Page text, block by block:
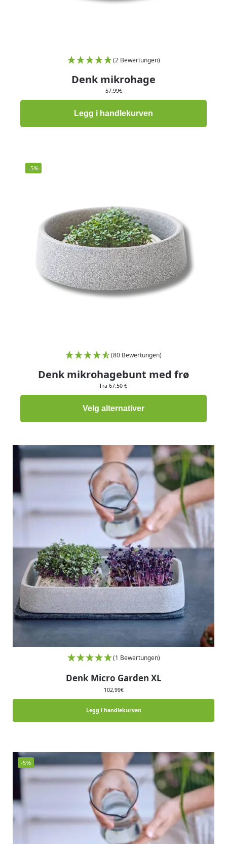
(2 Bewertungen)
Denk mikrohage
57,99€
Legg i handlekurven
-5%
(80 Bewertungen)
Denk mikrohagebunt med frø
Fra 67,50 €
Velg alternativer
(1 Bewertungen)
Denk Micro Garden XL
102,99€
Legg i handlekurven
-5%